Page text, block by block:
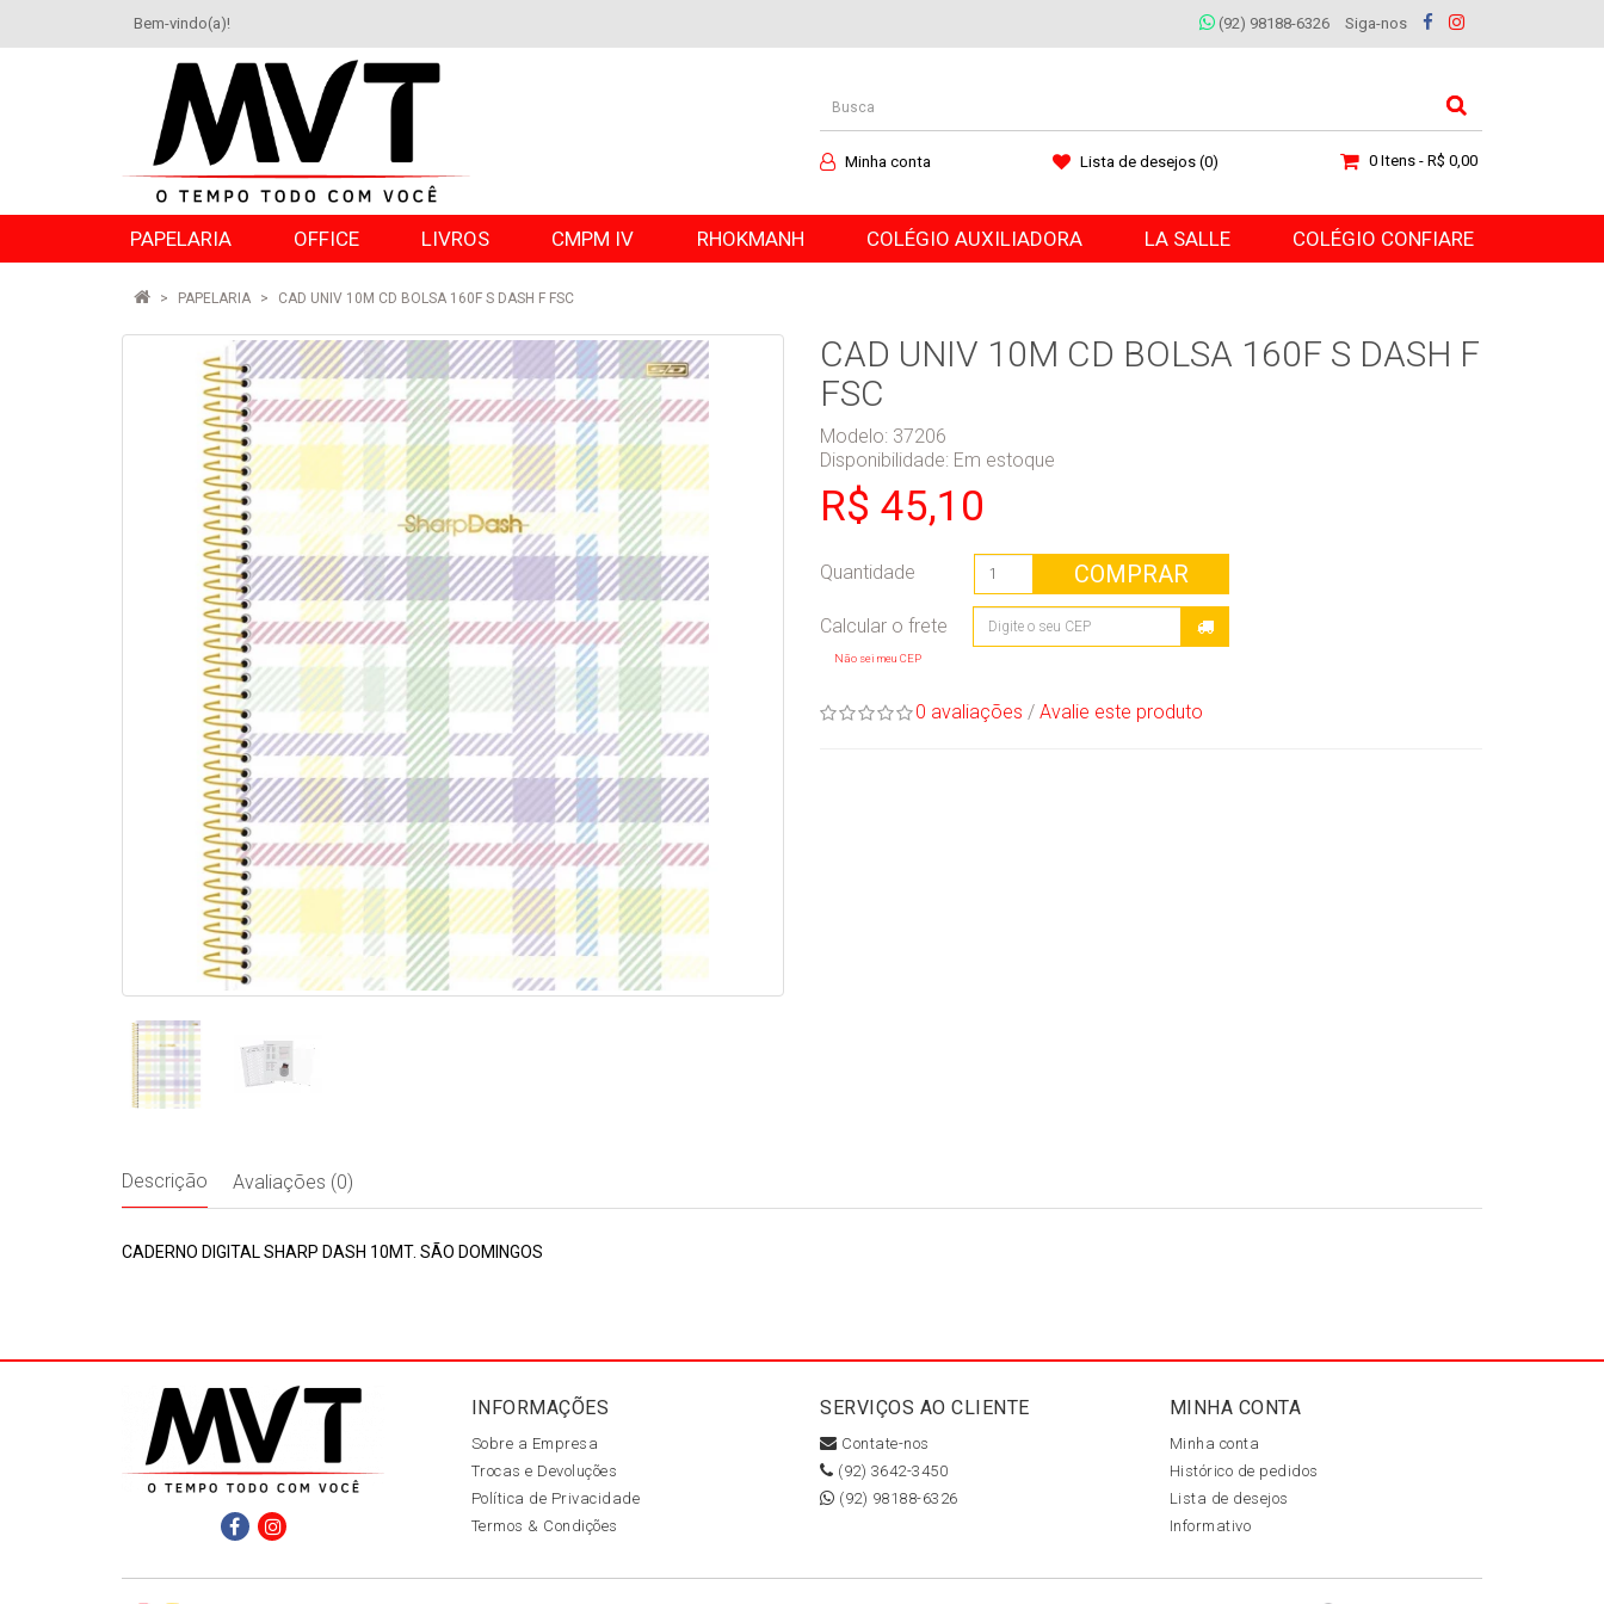
Bem-vindo(a)! (92) 98188-6326 Siga-nos
Minha conta Lista de desejos (0) 0 Itens - R$ 0,00
PAPELARIA OFFICE LIVROS CMPM IV RHOKMANH COLÉGIO AUXILIADORA LA SALLE COLÉGIO CONFIARE
PAPELARIA CAD UNIV 10M CD BOLSA 160F S DASH F FSC
CAD UNIV 10M CD BOLSA 160F S DASH F
FSC
Modelo: 37206
Disponibilidade: Em estoque
R$ 45,10
Quantidade COMPRAR
Não sei meu CEP
0 avaliações / Avalie este produto
Descrição Avaliações (0)
CADERNO DIGITAL SHARP DASH 10MT. SÃO DOMINGOS
INFORMAÇÕES
Sobre a Empresa
Trocas e Devoluções
Política de Privacidade
Termos & Condições
SERVIÇOS AO CLIENTE
Contate-nos
(92) 3642-3450
(92) 98188-6326
MINHA CONTA
Minha conta
Histórico de pedidos
Lista de desejos
Informativo